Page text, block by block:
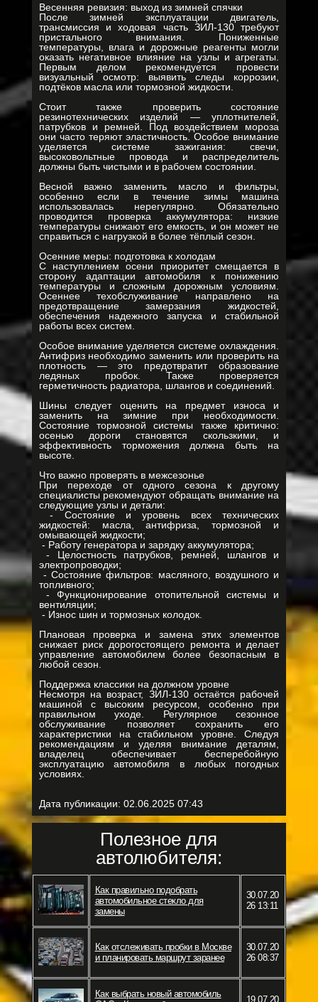
Весенняя ревизия: выход из зимней спячки
После зимней эксплуатации двигатель,
трансмиссия и ходовая часть ЗИЛ-130 требуют
пристального внимания. Пониженные
температуры, влага и дорожные реагенты могли
оказать негативное влияние на узлы и агрегаты.
Первым делом рекомендуется провести
визуальный осмотр: выявить следы коррозии,
подтёков масла или тормозной жидкости.
Стоит также проверить состояние
резинотехнических изделий — уплотнителей,
патрубков и ремней. Под воздействием мороза
они часто теряют эластичность. Особое внимание
уделяется системе зажигания: свечи,
высоковольтные провода и распределитель
должны быть чистыми и в рабочем состоянии.
Весной важно заменить масло и фильтры,
особенно если в течение зимы машина
использовалась нерегулярно. Обязательно
проводится проверка аккумулятора: низкие
температуры снижают его емкость, и он может не
справиться с нагрузкой в более тёплый сезон.
Осенние меры: подготовка к холодам
С наступлением осени приоритет смещается в
сторону адаптации автомобиля к понижению
температуры и сложным дорожным условиям.
Осеннее техобслуживание направлено на
предотвращение замерзания жидкостей,
обеспечения надежного запуска и стабильной
работы всех систем.
Особое внимание уделяется системе охлаждения.
Антифриз необходимо заменить или проверить на
плотность — это предотвратит образование
ледяных пробок. Также проверяется
герметичность радиатора, шлангов и соединений.
Шины следует оценить на предмет износа и
заменить на зимние при необходимости.
Состояние тормозной системы также критично:
осенью дороги становятся скользкими, и
эффективность торможения должна быть на
высоте.
Что важно проверять в межсезонье
При переходе от одного сезона к другому
специалисты рекомендуют обращать внимание на
следующие узлы и детали:
- Состояние и уровень всех технических
жидкостей: масла, антифриза, тормозной и
омывающей жидкости;
- Работу генератора и зарядку аккумулятора;
- Целостность патрубков, ремней, шлангов и
электропроводки;
- Состояние фильтров: масляного, воздушного и
топливного;
- Функционирование отопительной системы и
вентиляции;
- Износ шин и тормозных колодок.
Плановая проверка и замена этих элементов
снижает риск дорогостоящего ремонта и делает
управление автомобилем более безопасным в
любой сезон.
Поддержка классики на должном уровне
Несмотря на возраст, ЗИЛ-130 остаётся рабочей
машиной с высоким ресурсом, особенно при
правильном уходе. Регулярное сезонное
обслуживание позволяет сохранить его
характеристики на стабильном уровне. Следуя
рекомендациям и уделяя внимание деталям,
владелец обеспечивает бесперебойную
эксплуатацию автомобиля в любых погодных
условиях.
Дата публикации: 02.06.2025 07:43
Полезное для
автолюбителя:
Как правильно подобрать
автомобильное стекло для
замены
30.07.20
26 13:11
Как отслеживать пробки в Москве
и планировать маршрут заранее
30.07.20
26 08:37
Как выбрать новый автомобиль
19.07.20